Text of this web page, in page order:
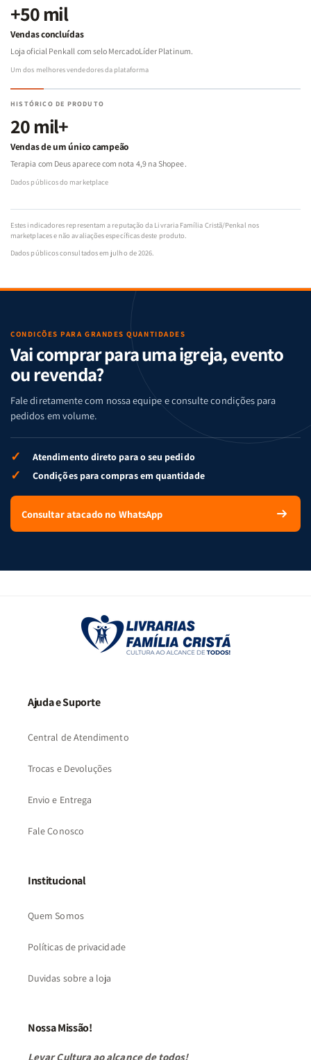
+50 mil
Vendas concluídas
Loja oficial Penkall com selo MercadoLíder Platinum.
Um dos melhores vendedores da plataforma
HISTÓRICO DE PRODUTO
20 mil+
Vendas de um único campeão
Terapia com Deus aparece com nota 4,9 na Shopee.
Dados públicos do marketplace
Estes indicadores representam a reputação da Livraria Família Cristã/Penkal nos
marketplaces e não avaliações específicas deste produto.
Dados públicos consultados em julho de 2026.
CONDIÇÕES PARA GRANDES QUANTIDADES
Vai comprar para uma igreja, evento
ou revenda?
Fale diretamente com nossa equipe e consulte condições para
pedidos em volume.
✓ Atendimento direto para o seu pedido
✓ Condições para compras em quantidade
Consultar atacado no WhatsApp
Ajuda e Suporte
Central de Atendimento
Trocas e Devoluções
Envio e Entrega
Fale Conosco
Institucional
Quem Somos
Políticas de privacidade
Duvidas sobre a loja
Nossa Missão!
Levar Cultura ao alcance de todos!